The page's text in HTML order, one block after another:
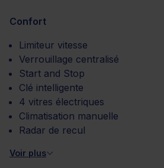
Confort
Limiteur vitesse
Verrouillage centralisé
Start and Stop
Clé intelligente
4 vitres électriques
Climatisation manuelle
Radar de recul
Voir plus